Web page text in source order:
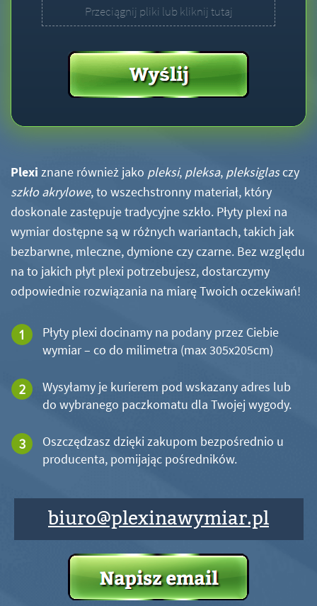
Przeciągnij pliki lub kliknij tutaj
Plexi znane również jako pleksi, pleksa, pleksiglasczy
szkło akrylowe, to wszechstronny materiał, który
doskonale zastępuje tradycyjne szkło. Płyty plexi na
wymiar dostępne są w różnych wariantach, takich jak
bezbarwne, mleczne, dymione czy czarne. Bez względu
na to jakich płyt plexi potrzebujesz, dostarczymy
odpowiednie rozwiązania na miarę Twoich oczekiwań!
Płyty plexi docinamy na podany przez Ciebie
wymiar – co do milimetra (max 305x205cm)
Wysyłamy je kurierem pod wskazany adres lub
do wybranego paczkomatu dla Twojej wygody.
Oszczędzasz dzięki zakupom bezpośrednio u
producenta, pomijając pośredników.
biuro@plexinawymiar.pl